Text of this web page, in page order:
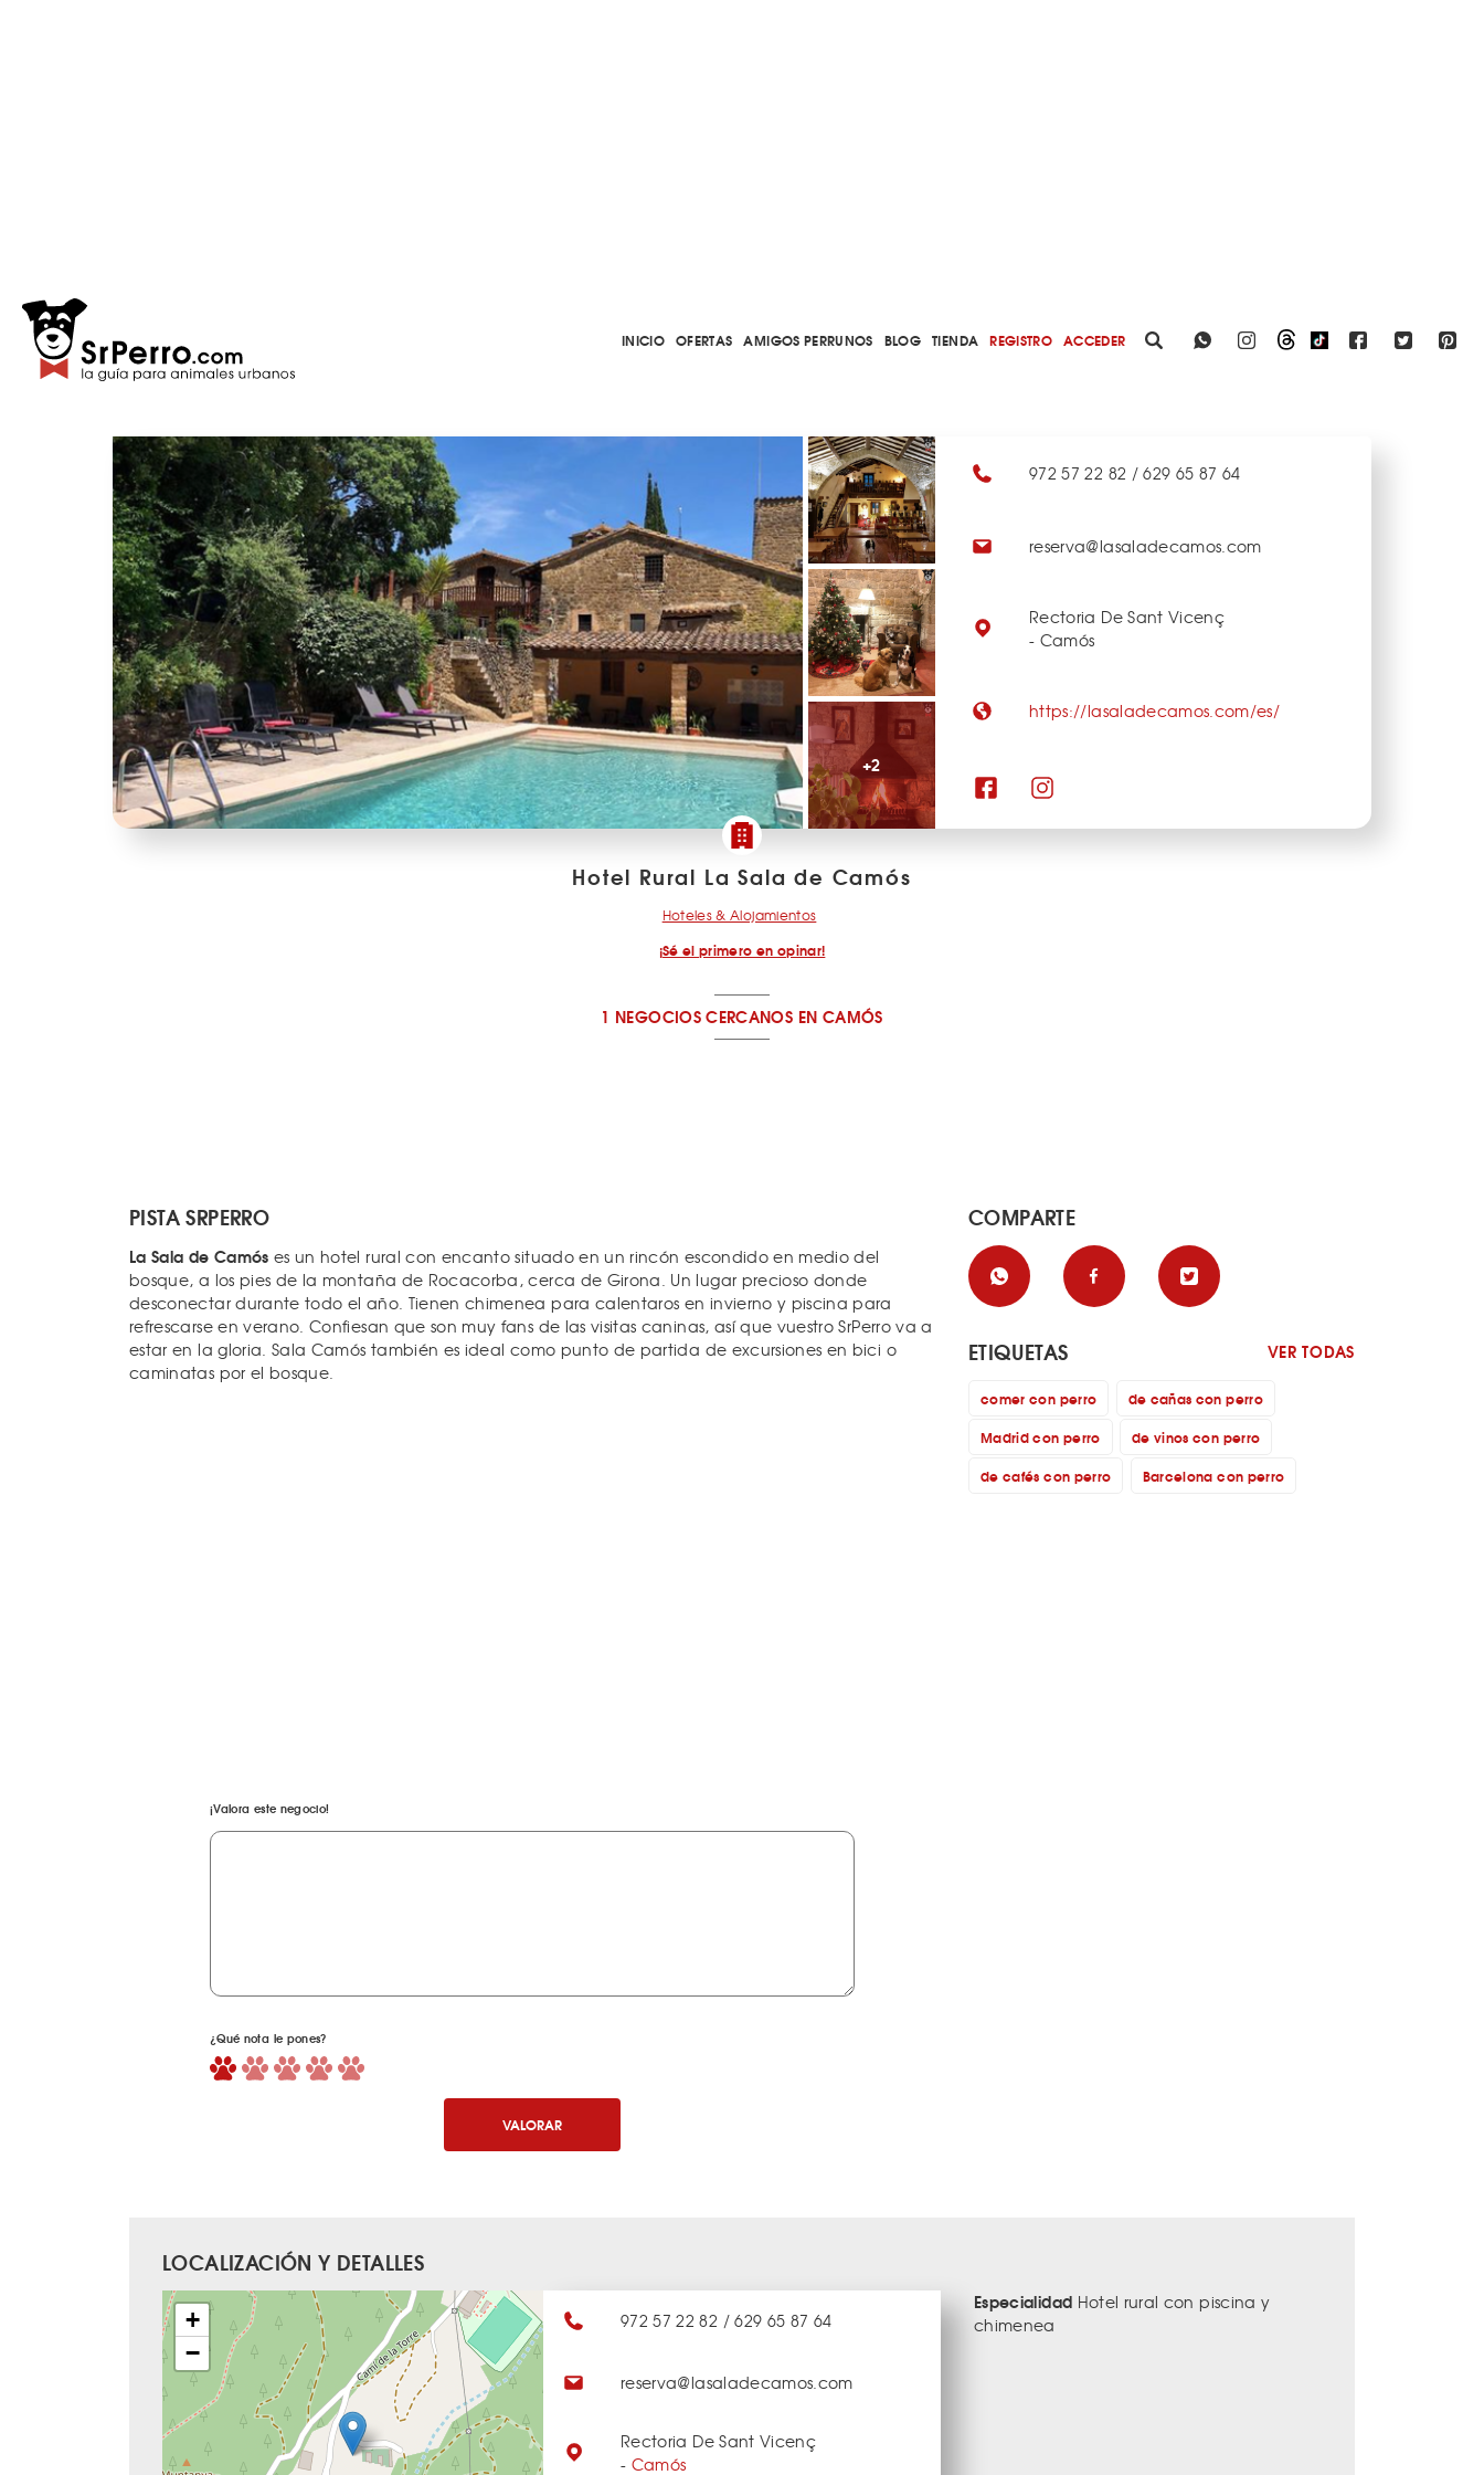
INICIO OFERTAS AMIGOS PERRUNOS BLOG TIENDA REGISTRO ACCEDER
+2
972 57 22 82 / 629 65 87 64
reserva@lasaladecamos.com
Rectoria De Sant Vicenç
- Camós
https://lasaladecamos.com/es/
Hotel Rural La Sala de Camós
Hoteles & Alojamientos
¡Sé el primero en opinar!
1 NEGOCIOS CERCANOS EN CAMÓS
PISTA SRPERRO
La Sala de Camós es un hotel rural con encanto situado en un rincón escondido en medio del
bosque, a los pies de la montaña de Rocacorba, cerca de Girona. Un lugar precioso donde
desconectar durante todo el año. Tienen chimenea para calentaros en invierno y piscina para
refrescarse en verano. Confiesan que son muy fans de las visitas caninas, así que vuestro SrPerro va a
estar en la gloria. Sala Camós también es ideal como punto de partida de excursiones en bici o
caminatas por el bosque.
¡Valora este negocio!
¿Qué nota le pones?
VALORAR
COMPARTE
ETIQUETAS VER TODAS
comer con perro
de cañas con perro
Madrid con perro
de vinos con perro
de cafés con perro
Barcelona con perro
LOCALIZACIÓN Y DETALLES
+
−
972 57 22 82 / 629 65 87 64
reserva@lasaladecamos.com
Rectoria De Sant Vicenç
- Camós
Especialidad Hotel rural con piscina y
chimenea